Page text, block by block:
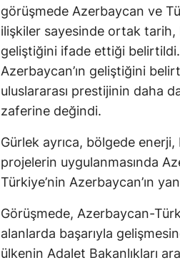
görüşmede Azerbaycan ve
ilişkiler sayesinde ortak tarih,
geliştiğini ifade ettiği belirtildi.
Azerbaycan’ın geliştiğini
uluslararası prestijinin daha
zaferine değindi.
Gürlek ayrıca, bölgede
projelerin uygulanmasında
Türkiye’nin Azerbaycan’ın
Görüşmede, Azerbaycan-
alanlarda başarıyla
ülkenin Adalet Bakanlıkları